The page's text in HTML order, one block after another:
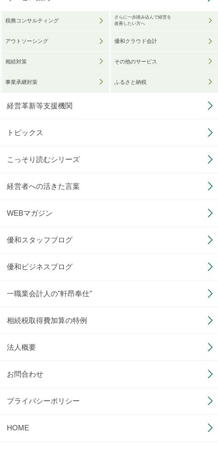
税務コンサルティング
アウトソーシング
相続対策
事業承継対策
さらに一歩踏み込んで経営を
改善したい方へ
優和クラウド会計
その他のサービス
ふるさと納税
経営革新等支援機関
トピックス
こっそり読むシリーズ
経営者への活きた言葉
WEBマガジン
優和スタッフブログ
優和ビジネスブログ
一職業会計人の"軒昂奉仕"
相続税取得費加算の特例
法人概要
お問合わせ
プライバシーポリシー
HOME